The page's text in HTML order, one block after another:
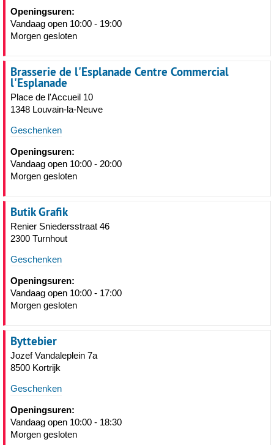
Openingsuren:
Vandaag open 10:00 - 19:00
Morgen gesloten
Brasserie de l'Esplanade Centre Commercial
l'Esplanade
Place de l'Accueil 10
1348 Louvain-la-Neuve
Geschenken
Openingsuren:
Vandaag open 10:00 - 20:00
Morgen gesloten
Butik Grafik
Renier Sniedersstraat 46
2300 Turnhout
Geschenken
Openingsuren:
Vandaag open 10:00 - 17:00
Morgen gesloten
Byttebier
Jozef Vandaleplein 7a
8500 Kortrijk
Geschenken
Openingsuren:
Vandaag open 10:00 - 18:30
Morgen gesloten